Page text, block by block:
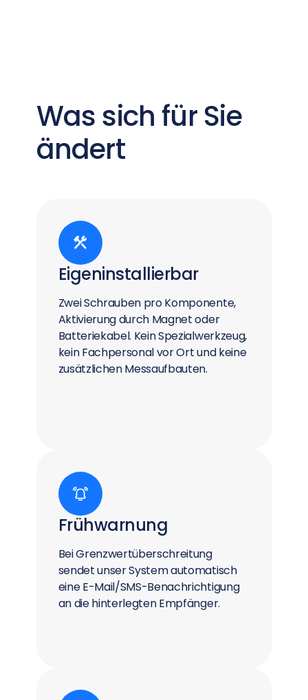
Was sich für Sie
ändert
Eigeninstallierbar
Zwei Schrauben pro Komponente,
Aktivierung durch Magnet oder
Batteriekabel. Kein Spezialwerkzeug,
kein Fachpersonal vor Ort und keine
zusätzlichen Messaufbauten.
Frühwarnung
Bei Grenzwertüberschreitung
sendet unser System automatisch
eine E-Mail/SMS-Benachrichtigung
an die hinterlegten Empfänger.